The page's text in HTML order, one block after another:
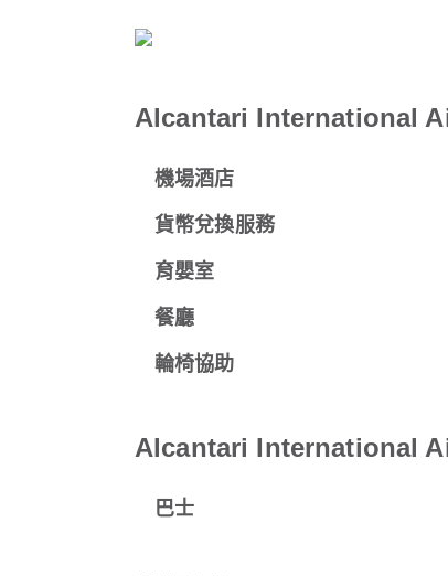
Alcantari International
機場酒店
貨幣兌換服務
育嬰室
餐廳
輪椅協助
Alcantari International
巴士